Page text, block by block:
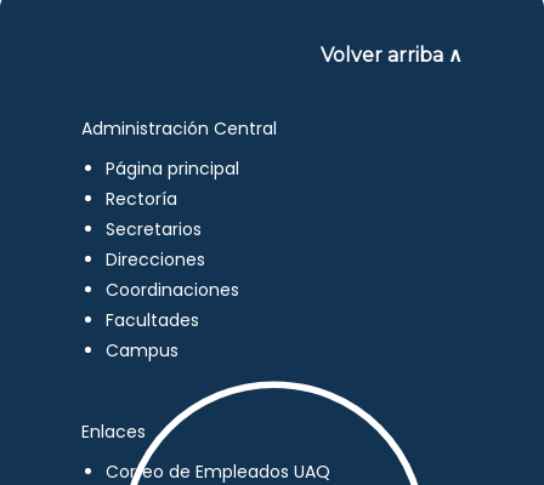
Volver arriba ∧
Administración Central
Página principal
Rectoría
Secretarios
Direcciones
Coordinaciones
Facultades
Campus
Enlaces
Correo de Empleados UAQ